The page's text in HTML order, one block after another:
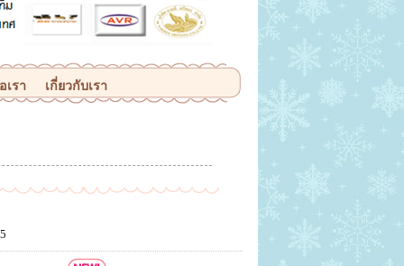
เรา เกี่ยวกับเรา